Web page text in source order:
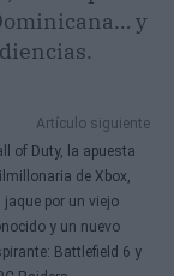
y
Artículo siguiente
of Duty, la apuesta
de Xbox,
jaque por un viejo
y un nuevo
Battlefield 6 y